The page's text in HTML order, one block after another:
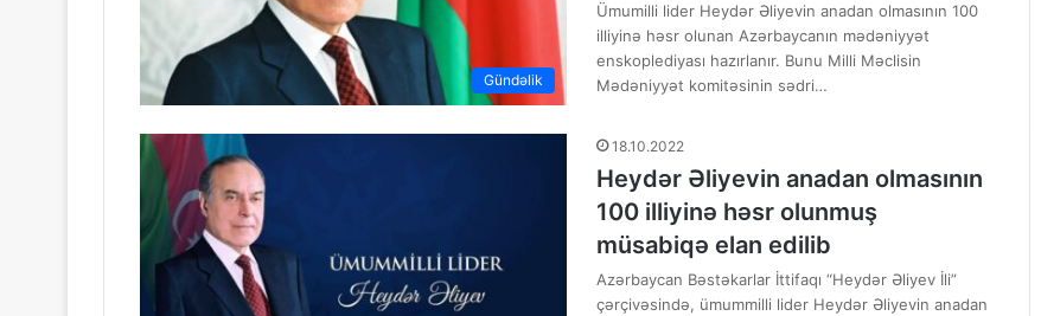
Gündəlik
Ümumilli lider Heydər Əliyevin anadan olmasının 100
illiyinə həsr olunan Azərbaycanın mədəniyyət
enskoplediyası hazırlanır. Bunu Milli Məclisin
Mədəniyyət komitəsinin sədri…
18.10.2022
Heydər Əliyevin anadan olmasının
100 illiyinə həsr olunmuş
müsabiqə elan edilib
Azərbaycan Bəstəkarlar İttifaqı “Heydər Əliyev İli”
çərçivəsində, ümummilli lider Heydər Əliyevin anadan